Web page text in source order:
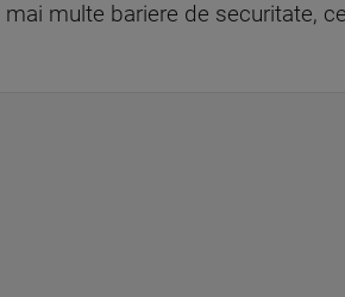
multe bariere de securitate,